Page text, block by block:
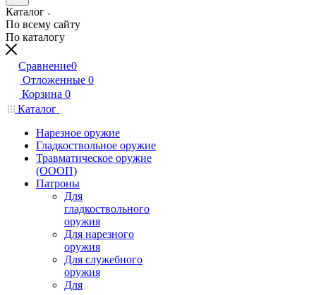
Каталог
По всему сайту
По каталогу
Сравнение0
Отложенные 0
Корзина 0
Каталог
Нарезное оружие
Гладкоствольное оружие
Травматическое оружие
(ОООП)
Патроны
Для
гладкоствольного
оружия
Для нарезного
оружия
Для служебного
оружия
Для